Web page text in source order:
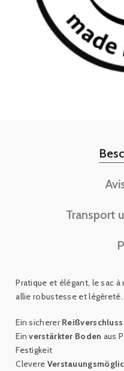
Transport
Pratique et élégant, le sac
allie robustesse et légèreté.
Ein sichererReißverschluss
Ein verstärkter Boden aus
Festigkeit
Clevere